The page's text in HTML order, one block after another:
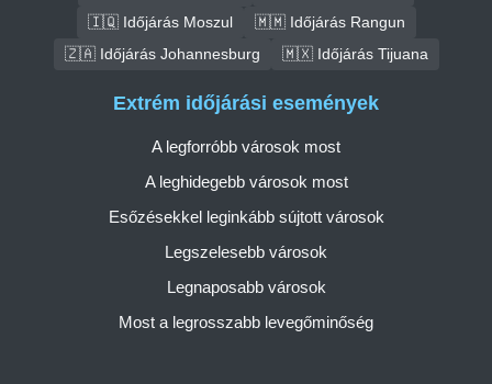
🇮🇶 Időjárás Moszul
🇲🇲 Időjárás Rangun
🇿🇦 Időjárás Johannesburg
🇲🇽 Időjárás Tijuana
Extrém időjárási események
A legforróbb városok most
A leghidegebb városok most
Esőzésekkel leginkább sújtott városok
Legszelesebb városok
Legnaposabb városok
Most a legrosszabb levegőminőség